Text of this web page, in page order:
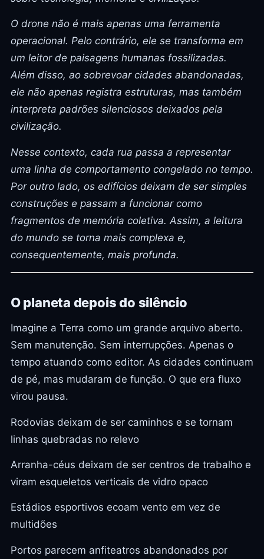
O drone não é mais apenas uma ferramenta
operacional. Pelo contrário, ele se transforma em
um leitor de paisagens humanas fossilizadas.
Além disso, ao sobrevoar cidades abandonadas,
ele não apenas registra estruturas, mas também
interpreta padrões silenciosos deixados pela
civilização.
Nesse contexto, cada rua passa a representar
uma linha de comportamento congelado no tempo.
Por outro lado, os edifícios deixam de ser simples
construções e passam a funcionar como
fragmentos de memória coletiva. Assim, a leitura
do mundo se torna mais complexa e,
consequentemente, mais profunda.
O planeta depois do silêncio
Imagine a Terra como um grande arquivo aberto.
Sem manutenção. Sem interrupções. Apenas o
tempo atuando como editor. As cidades continuam
de pé, mas mudaram de função. O que era fluxo
virou pausa.
Rodovias deixam de ser caminhos e se tornam
linhas quebradas no relevo
Arranha-céus deixam de ser centros de trabalho e
viram esqueletos verticais de vidro opaco
Estádios esportivos ecoam vento em vez de
multidões
Portos parecem anfiteatros abandonados por